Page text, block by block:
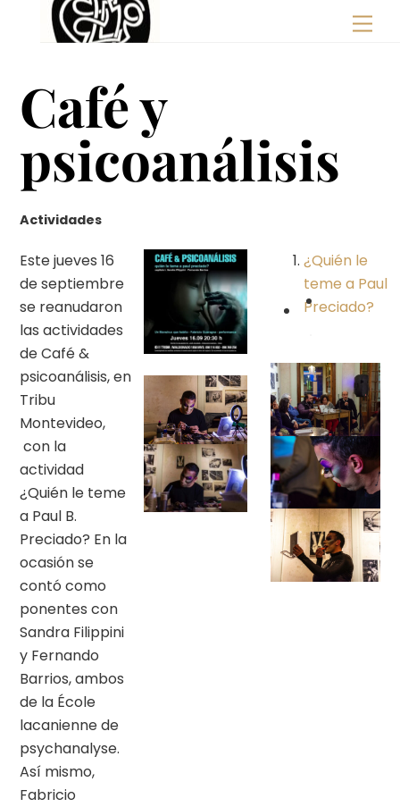
Café y
psicoanálisis
Actividades
Este jueves 16
de septiembre
se reanudaron
las actividades
de Café &
psicoanálisis, en
Tribu
Montevideo,
con la
actividad
¿Quién le teme
a Paul B.
Preciado? En la
ocasión se
contó como
ponentes con
Sandra Filippini
y Fernando
Barrios, ambos
de la École
lacanienne de
psychanalyse.
Así mismo,
Fabricio
¿Quién le
teme a Paul
Preciado?